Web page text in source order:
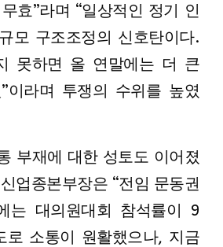
효”라며 “일상적인 정기 인
모 구조조정의 신호탄이다.
못하면 올 연말에는 더 큰
이라며 투쟁의 수위를 높였
부재에 대한 성토도 이어졌
업종본부장은 “전임 문동권
는 대의원대회 참석률이 9
로 소통이 원활했으나, 지금